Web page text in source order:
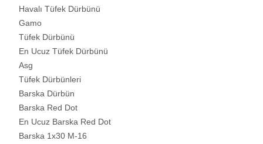
Havalı Tüfek Dürbünü
Gamo
Tüfek Dürbünü
En Ucuz Tüfek Dürbünü
Asg
Tüfek Dürbünleri
Barska Dürbün
Barska Red Dot
En Ucuz Barska Red Dot
Barska 1x30 M-16